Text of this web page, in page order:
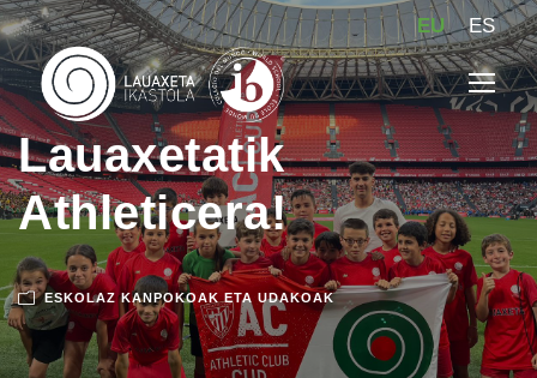
EU ES
Lauaxetatik
Athleticera!
ESKOLAZ KANPOKOAK ETA UDAKOAK